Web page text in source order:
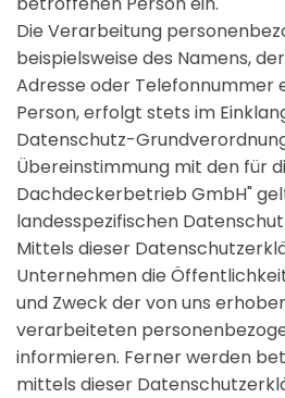
Die Verarbeitung
beispielsweise des Namens,
Adresse oder
Person, erfolgt stets im
Datenschutz-
Übereinstimmung mit den für
Dachdeckerbetrieb GmbH"
landesspezifischen
Mittels dieser
Unternehmen die
und Zweck der von uns
verarbeiteten
informieren. Ferner werden
mittels dieser